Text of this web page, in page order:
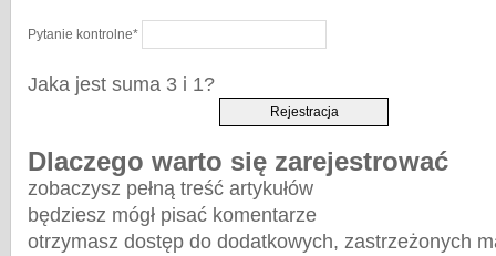
Pytanie kontrolne*
Jaka jest suma 3 i 1?
Dlaczego warto się zarejestrować
zobaczysz pełną treść artykułów
będziesz mógł pisać komentarze
otrzymasz dostęp do dodatkowych, zastrzeżonych